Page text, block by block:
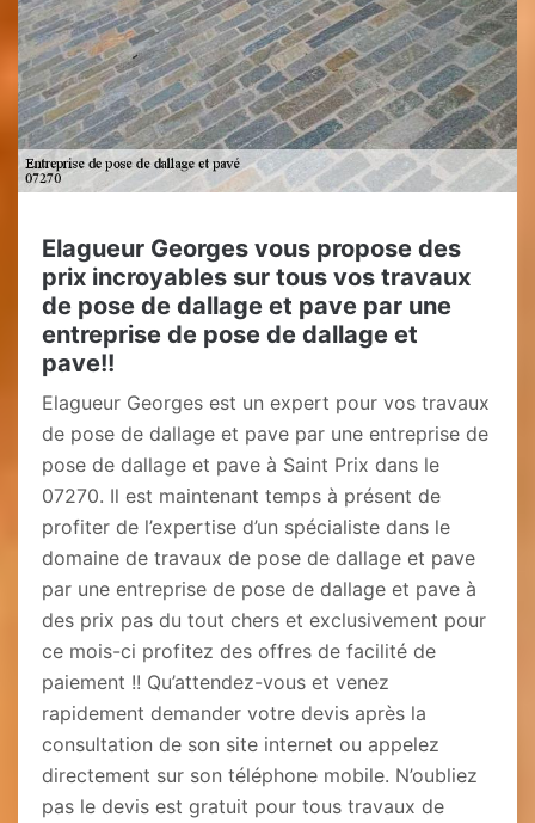
Elagueur Georges vous propose des
prix incroyables sur tous vos travaux
de pose de dallage et pave par une
entreprise de pose de dallage et
pave!!
Elagueur Georges est un expert pour vos travaux
de pose de dallage et pave par une entreprise de
pose de dallage et pave à Saint Prix dans le
07270. Il est maintenant temps à présent de
profiter de l’expertise d’un spécialiste dans le
domaine de travaux de pose de dallage et pave
par une entreprise de pose de dallage et pave à
des prix pas du tout chers et exclusivement pour
ce mois-ci profitez des offres de facilité de
paiement !! Qu’attendez-vous et venez
rapidement demander votre devis après la
consultation de son site internet ou appelez
directement sur son téléphone mobile. N’oubliez
pas le devis est gratuit pour tous travaux de